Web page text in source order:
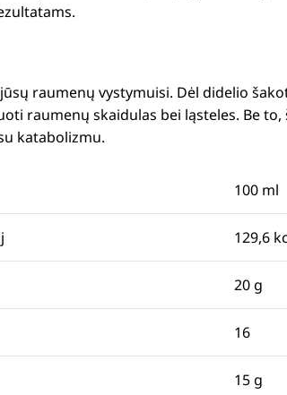
raumenų vystymuisi. Dėl didelio
raumenų skaidulas bei ląsteles. Be
katabolizmu.
100 ml
129,6
20 g
16
15 g